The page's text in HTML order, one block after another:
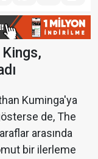
Kuminga'ya
de, The
arasında
bir ilerleme